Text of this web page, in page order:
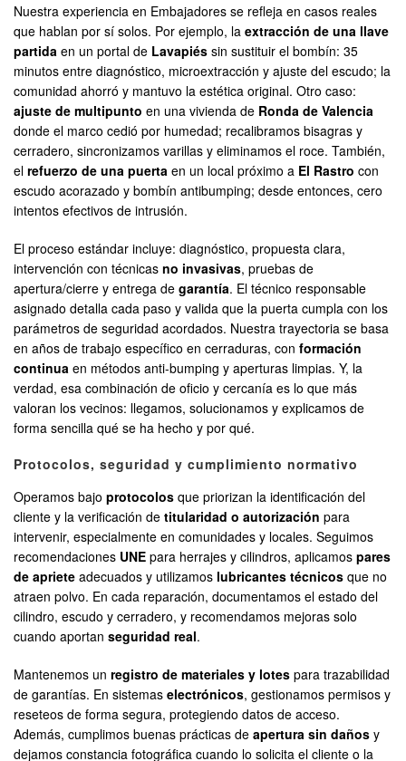
Nuestra experiencia en Embajadores se refleja en casos reales
que hablan por sí solos. Por ejemplo, la extracción de una llave
partida en un portal de Lavapiés sin sustituir el bombín: 35
minutos entre diagnóstico, microextracción y ajuste del escudo; la
comunidad ahorró y mantuvo la estética original. Otro caso:
ajuste de multipunto en una vivienda de Ronda de Valencia
donde el marco cedió por humedad; recalibramos bisagras y
cerradero, sincronizamos varillas y eliminamos el roce. También,
el refuerzo de una puerta en un local próximo a El Rastro con
escudo acorazado y bombín antibumping; desde entonces, cero
intentos efectivos de intrusión.
El proceso estándar incluye: diagnóstico, propuesta clara,
intervención con técnicas no invasivas, pruebas de
apertura/cierre y entrega de garantía. El técnico responsable
asignado detalla cada paso y valida que la puerta cumpla con los
parámetros de seguridad acordados. Nuestra trayectoria se basa
en años de trabajo específico en cerraduras, con formación
continua en métodos anti-bumping y aperturas limpias. Y, la
verdad, esa combinación de oficio y cercanía es lo que más
valoran los vecinos: llegamos, solucionamos y explicamos de
forma sencilla qué se ha hecho y por qué.
Protocolos, seguridad y cumplimiento normativo
Operamos bajo protocolos que priorizan la identificación del
cliente y la verificación de titularidad o autorización para
intervenir, especialmente en comunidades y locales. Seguimos
recomendaciones UNE para herrajes y cilindros, aplicamos pares
de apriete adecuados y utilizamos lubricantes técnicos que no
atraen polvo. En cada reparación, documentamos el estado del
cilindro, escudo y cerradero, y recomendamos mejoras solo
cuando aportan seguridad real.
Mantenemos un registro de materiales y lotes para trazabilidad
de garantías. En sistemas electrónicos, gestionamos permisos y
reseteos de forma segura, protegiendo datos de acceso.
Además, cumplimos buenas prácticas de apertura sin daños y
dejamos constancia fotográfica cuando lo solicita el cliente o la